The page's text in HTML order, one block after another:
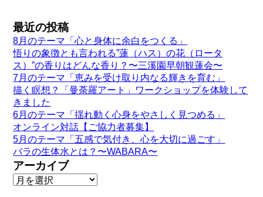
最近の投稿
8月のテーマ「心と身体に余白をつくる」
悟りの象徴とも言われる”蓮（ハス）の花（ロータ
ス）”の香りはどんな香り？〜三溪園早朝観蓮会〜
7月のテーマ「恵みを受け取り内なる輝きを育む」
描く瞑想？「曼荼羅アート」ワークショップを体験して
きました
6月のテーマ「揺れ動く心身をやさしく見つめる」
オンライン対話【ご協力者募集】
5月のテーマ「五感で気付き、心を大切に過ごす」
バラの生体水とは？〜WABARA〜
アーカイブ